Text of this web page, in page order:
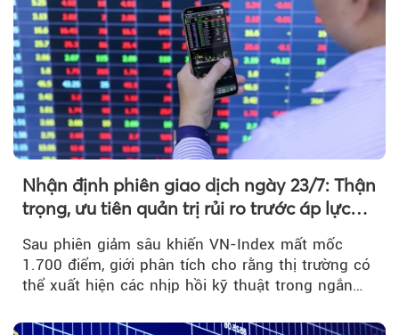
Nhận định phiên giao dịch ngày 23/7: Thận
trọng, ưu tiên quản trị rủi ro trước áp lực
Sau phiên giảm sâu khiến VN-Index mất mốc
1.700 điểm, giới phân tích cho rằng thị trường có
thể xuất hiện các nhịp hồi kỹ thuật trong ngắn